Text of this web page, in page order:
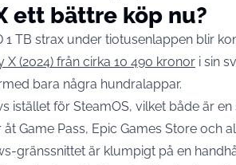
ett bättre köp nu?
1 TB strax under tiotusenlappen blir
X (2024) från cirka 10 490 kronor i sin
bara några hundralappar.
istället för SteamOS, vilket både är
Game Pass, Epic Games Store och
gränssnittet är klumpigt på en